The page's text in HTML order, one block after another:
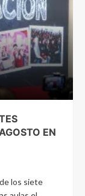
EN
los siete